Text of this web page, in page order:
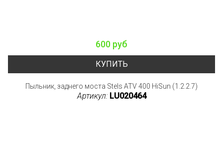
600 руб
КУПИТЬ
Пыльник, заднего моста Stels ATV 400 HiSun (1.2.2.7)
Артикул: LU020464